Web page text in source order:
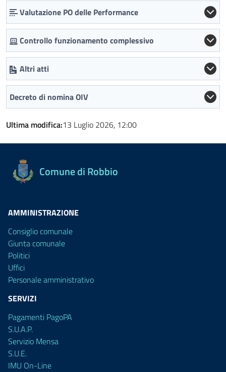
Valutazione PO delle Performance
Controllo funzionamento complessivo
Altri atti
Decreto di nomina OIV
Ultima modifica:13 Luglio 2026, 12:00
Comune di Robbio
AMMINISTRAZIONE
Consiglio comunale
Giunta comunale
Politici
Uffici
Personale amministrativo
SERVIZI
Pagamenti PagoPA
S.U.A.P.
Servizio Mensa
S.U.E.
IMU On-Line